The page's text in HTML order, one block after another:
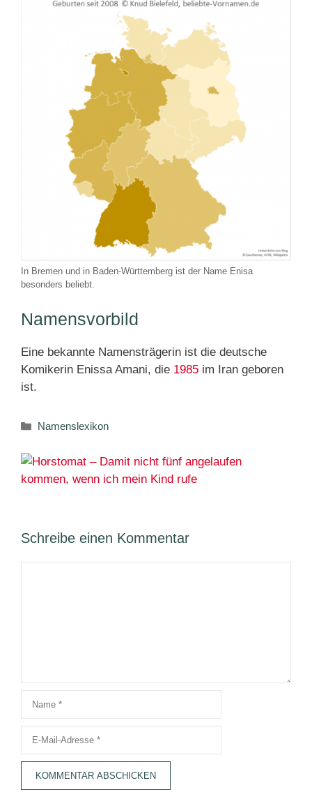
In Bremen und in Baden-Württemberg ist der Name Enisa
besonders beliebt.
Namensvorbild
Eine bekannte Namensträgerin ist die deutsche
Komikerin Enissa Amani, die 1985 im Iran geboren
ist.
Kategorien
Namenslexikon
Schreibe einen Kommentar
Name
Adresse